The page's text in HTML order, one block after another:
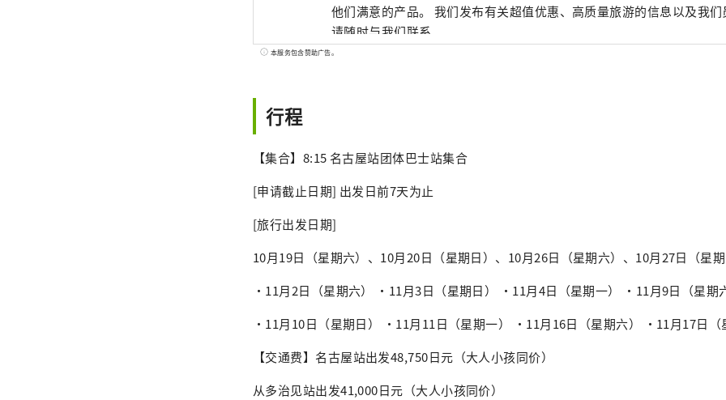
他们满意的产品。 我们发布有关超值优惠、高质量旅游的信息以及我
请随时与我们联系。
本服务包含赞助广告。
行程
【集合】8:15 名古屋站团体巴士站集合
[申请截止日期] 出发日前7天为止
[旅行出发日期]
10月19日（星期六）、10月20日（星期日）、10月26日（星期六）、10月27日（星
・11月2日（星期六） ・11月3日（星期日） ・11月4日（星期一） ・11月9日（星期
・11月10日（星期日） ・11月11日（星期一） ・11月16日（星期六） ・11月17日（
【交通费】名古屋站出发48,750日元（大人小孩同价）
从多治见站出发41,000日元（大人小孩同价）